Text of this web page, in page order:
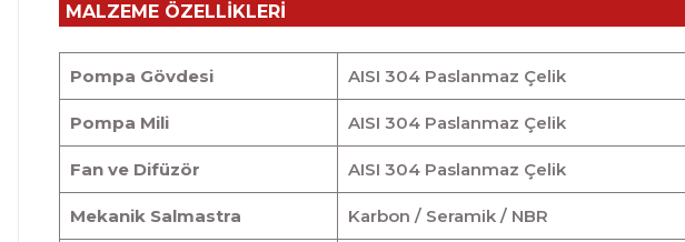
MALZEME ÖZELLİKLERİ
Pompa Gövdesi AISI 304 Paslanmaz Çelik
Pompa Mili AISI 304 Paslanmaz Çelik
Fan ve Difüzör AISI 304 Paslanmaz Çelik
Mekanik Salmastra Karbon / Seramik / NBR